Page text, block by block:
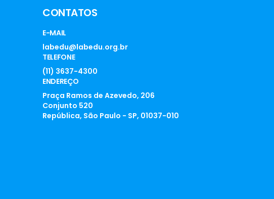
CONTATOS
E-MAIL
labedu@labedu.org.br
TELEFONE
(11) 3637-4300
ENDEREÇO
Praça Ramos de Azevedo, 206
Conjunto 520
República, São Paulo - SP, 01037-010